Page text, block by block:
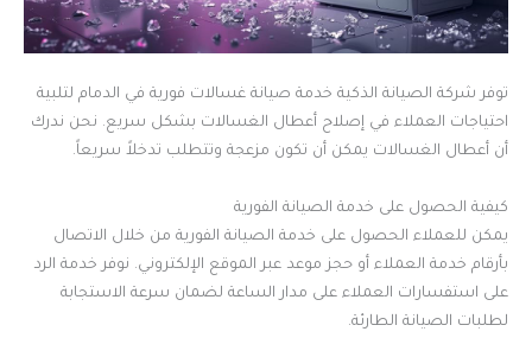
توفر شركة الصيانة الذكية خدمة صيانة غسالات فورية في الدمام لتلبية
احتياجات العملاء في إصلاح أعطال الغسالات بشكل سريع. نحن ندرك
أن أعطال الغسالات يمكن أن تكون مزعجة وتتطلب تدخلاً سريعاً.
كيفية الحصول على خدمة الصيانة الفورية
يمكن للعملاء الحصول على خدمة الصيانة الفورية من خلال الاتصال
بأرقام خدمة العملاء أو حجز موعد عبر الموقع الإلكتروني. نوفر خدمة الرد
على استفسارات العملاء على مدار الساعة لضمان سرعة الاستجابة
لطلبات الصيانة الطارئة.